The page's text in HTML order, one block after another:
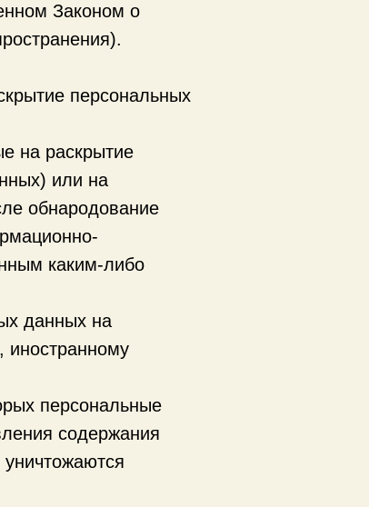
Законом о
персональных
на раскрытие
или на
обнародование
каким-либо
данных на
иностранному
персональные
содержания